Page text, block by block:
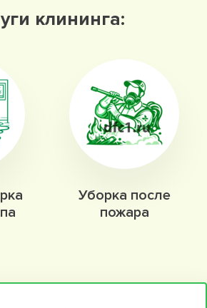
клининга:
Уборка после
пожара